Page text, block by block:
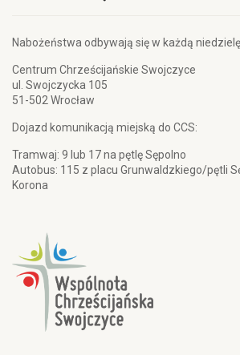
Nabożeństwa odbywają się w każdą
Centrum Chrześcijańskie Swojczyce
ul. Swojczycka 105
51-502 Wrocław
Dojazd komunikacją miejską do CCS:
Tramwaj: 9 lub 17 na pętlę Sępolno
Autobus: 115 z placu Grunwaldzkiego/pętli
Korona